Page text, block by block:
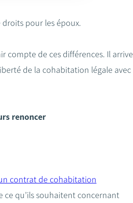
pour les époux.
compte de ces différences. Il arrive
de la cohabitation légale avec
renoncer
contrat de cohabitation
ce qu’ils souhaitent concernant